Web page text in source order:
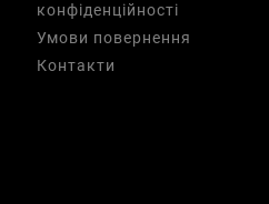
конфіденційності
Умови повернення
Контакти